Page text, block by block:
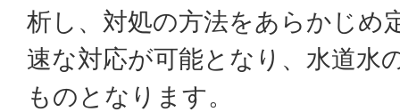
析し、対処の方法をあらかじめ
速な対応が可能となり、水道水
ものとなります。